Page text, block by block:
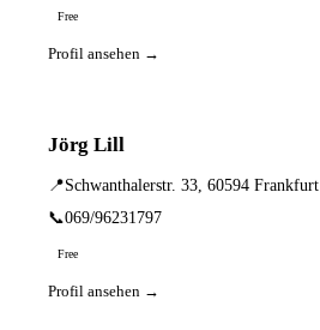
Free
Profil ansehen →
Jörg Lill
📍Schwanthalerstr. 33, 60594 Frankfurt
📞069/96231797
Free
Profil ansehen →